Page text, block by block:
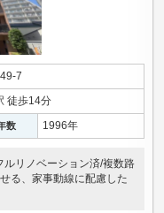
7
徒歩14分
数 1996年
リノベーション済/複数路
る、家事動線に配慮した